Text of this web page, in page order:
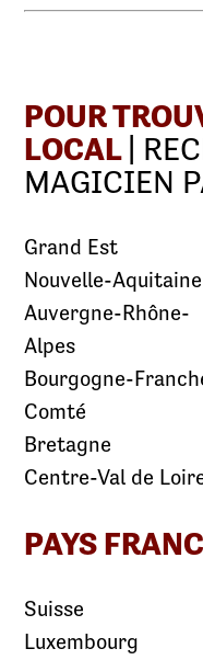
POUR
LOCAL |
MAGICIEN
Grand Est
Nouvelle-Aquitaine
Auvergne-Rhône-
Alpes
Bourgogne-
Comté
Bretagne
Centre-Val de
PAYS
Suisse
Luxembourg